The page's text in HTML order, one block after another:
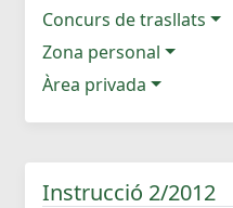
Concurs de trasllats
Zona personal
Àrea privada
Instrucció 2/2012